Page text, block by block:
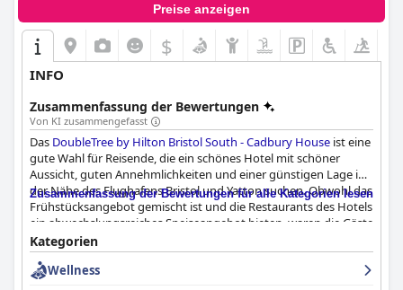
Preise anzeigen
$
INFO
Zusammenfassung der Bewertungen
Von KI zusammengefasst
Das DoubleTree by Hilton Bristol South - Cadbury House ist eine
gute Wahl für Reisende, die ein schönes Hotel mit schöner
Aussicht, guten Annehmlichkeiten und einer günstigen Lage in
der Nähe des Flughafens Bristol und Yatton suchen. Obwohl das
Frühstücksangebot gemischt ist und die Restaurants des Hotels
ein abwechslungsreiches Speiseangebot bieten, waren die Gäste
im Allgemeinen mit dem köstlichen Essen, dem freundlichen
Personal und der Sauberkeit zufrieden. Die Zimmer sind im
Allgemeinen komfortabel, aber es gab einige Beschwerden über
Zusammenfassung der Bewertungen für alle Kategorien lesen
Kategorien
Wellness